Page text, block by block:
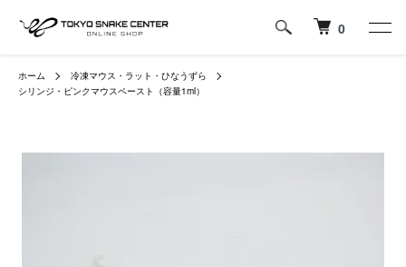
0
ホーム
冷凍マウス・ラット・ひなうずら
シリンジ・ピンクマウスペースト（容量1ml）